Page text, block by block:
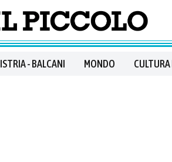
ISTRIA - BALCANI MONDO